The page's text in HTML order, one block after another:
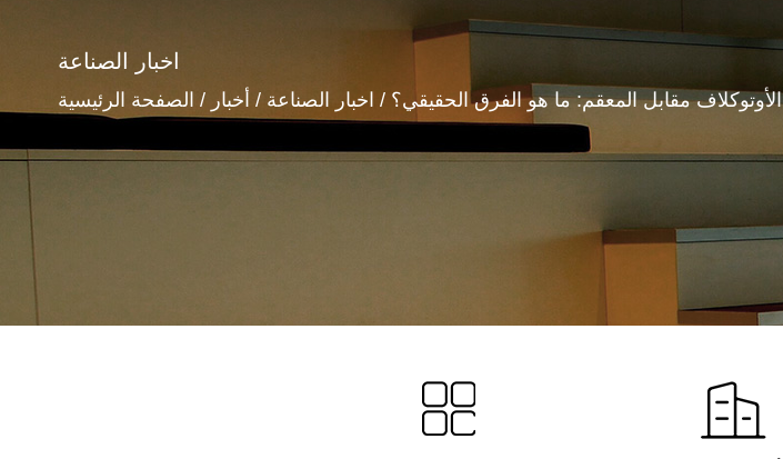
اخبار الصناعة
الصفحة الرئيسية / أخبار / اخبار الصناعة / الأوتوكلاف مقابل المعقم: ما هو الفرق الحقيقي؟